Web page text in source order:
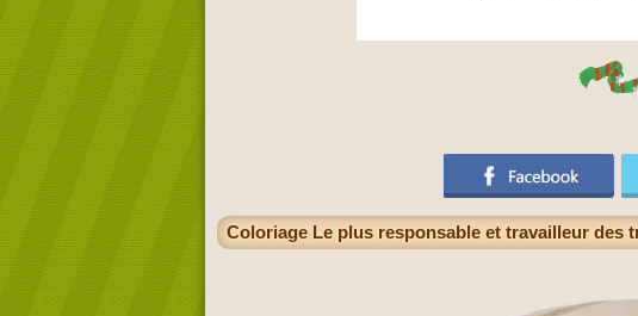
Coloriage Le plus responsable et travailleur des